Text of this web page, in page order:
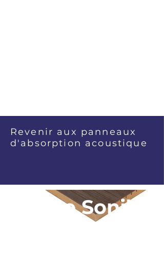
Revenir aux panneaux
d'absorption acoustique
Barre Sonik™